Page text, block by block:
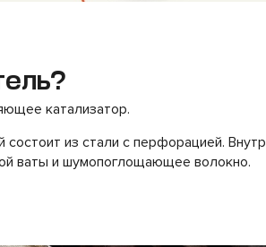
катализатор.
из стали с перфорацией.
ваты и шумопоглощающее волокно.